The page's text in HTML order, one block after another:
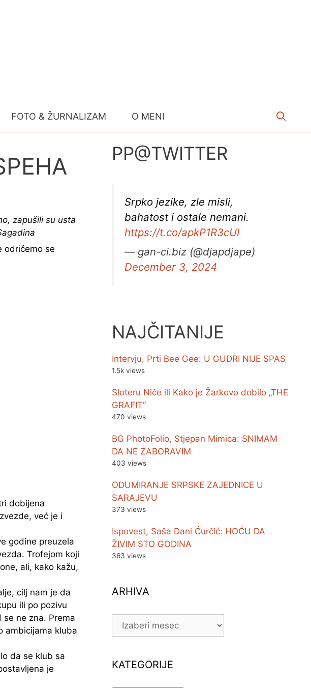
FOTO & ŽURNALIZAM O MENI
zapušili su usta
odričemo se
dobijena
već je i
godine preuzela
Trofejom koji
ali, kako kažu,
cilj nam je da
ili po pozivu
ne zna. Prema
ambicijama kluba
da se klub sa
je
PP@TWITTER
Srpko jezike, zle misli,
bahatost i ostale nemani.
https://t.co/apkP1R3cUI
— gan-ci.biz (@djapdjape)
December 3, 2024
NAJČITANIJE
Intervju, Prti Bee Gee: U GUDRI NIJE SPAS
1.5k views
Sloteru Niče ili Kako je Žarkovo dobilo „THE
GRAFIT”
470 views
BG PhotoFolio, Stjepan Mimica: SNIMAM
DA NE ZABORAVIM
403 views
ODUMIRANJE SRPSKE ZAJEDNICE U
SARAJEVU
373 views
Ispovest, Saša Đani Ćurčić: HOĆU DA
ŽIVIM STO GODINA
363 views
ARHIVA
ARHIVA
KATEGORIJE